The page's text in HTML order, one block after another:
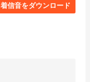
着信音をダウンロード